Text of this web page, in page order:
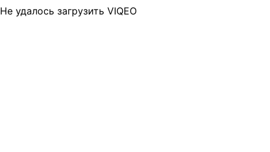
Не удалось загрузить VIQEO